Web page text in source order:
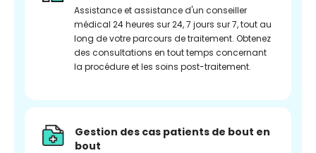
Assistance et assistance d'un conseiller
médical 24 heures sur 24, 7 jours sur 7, tout au
long de votre parcours de traitement. Obtenez
des consultations en tout temps concernant
la procédure et les soins post-traitement.
Gestion des cas patients de bout en
bout